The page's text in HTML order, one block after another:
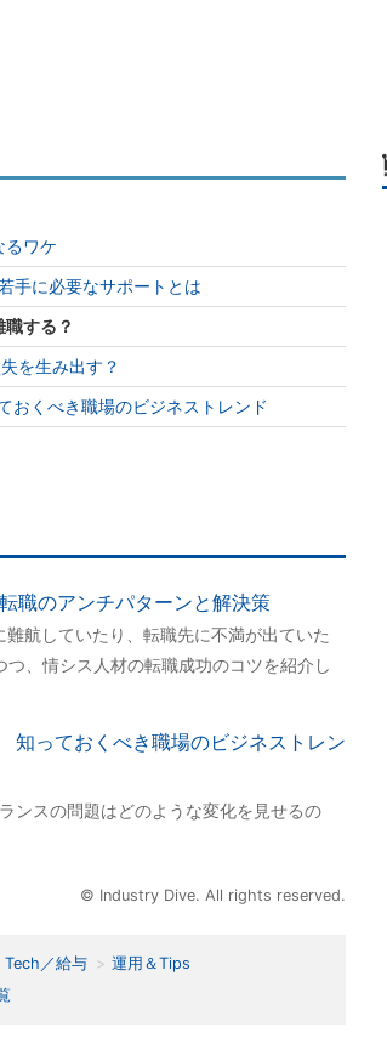
るワケ
手に必要なサポートとは
する？
を生み出す？
くべき職場のビジネストレンド
職のアンチパターンと解決策
航していたり、転職先に不満が出ていた
、情シス人材の転職成功のコツを紹介し
っておくべき職場のビジネストレン
ンスの問題はどのような変化を見せるの
© Industry Dive. All rights reserved.
Tech／給与
運用＆Tips